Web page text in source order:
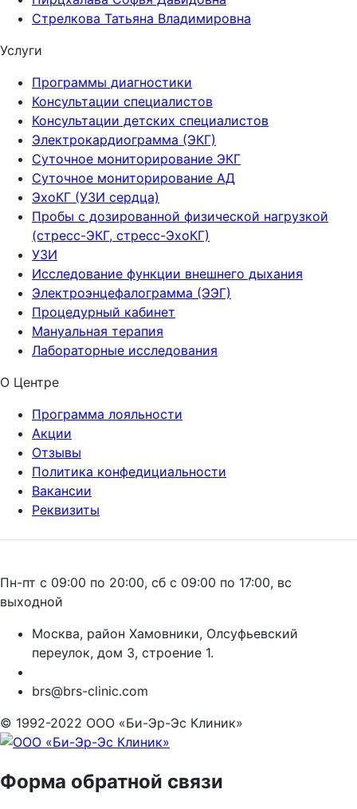
Стрелкова Татьяна Владимировна
Услуги
Программы диагностики
Консультации специалистов
Консультации детских специалистов
Электрокардиограмма (ЭКГ)
Суточное мониторирование ЭКГ
Суточное мониторирование АД
ЭхоКГ (УЗИ сердца)
Пробы с дозированной физической нагрузкой
(стресс-ЭКГ, стресс-ЭхоКГ)
УЗИ
Исследование функции внешнего дыхания
Электроэнцефалограмма (ЭЭГ)
Процедурный кабинет
Мануальная терапия
Лабораторные исследования
О Центре
Программа лояльности
Акции
Отзывы
Политика конфедициальности
Вакансии
Реквизиты
Пн-пт с 09:00 по 20:00, сб с 09:00 по 17:00, вс
выходной
Москва, район Хамовники, Олсуфьевский
переулок, дом 3, строение 1.
brs@brs-clinic.com
© 1992-2022 ООО «Би-Эр-Эс Клиник»
Форма обратной связи